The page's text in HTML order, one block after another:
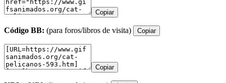
Copiar
Código BB: (para foros/libros de visita) Copiar
Copiar